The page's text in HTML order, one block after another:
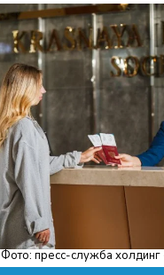
Фото: пресс-служба холдинг